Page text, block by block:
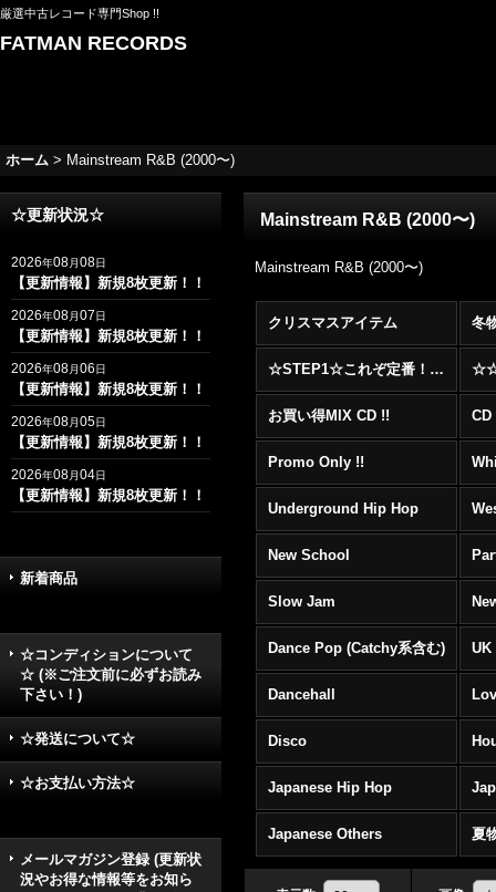
厳選中古レコード専門Shop !!
FATMAN RECORDS
ホーム > Mainstream R&B (2000〜)
☆更新状況☆
2026年08月08日
【更新情報】新規8枚更新！！
2026年08月07日
【更新情報】新規8枚更新！！
2026年08月06日
【更新情報】新規8枚更新！！
2026年08月05日
【更新情報】新規8枚更新！！
2026年08月04日
【更新情報】新規8枚更新！！
新着商品
☆コンディションについて
☆ (※ご注文前に必ずお読み
下さい！)
☆発送について☆
☆お支払い方法☆
メールマガジン登録 (更新状
況やお得な情報等をお知ら
Mainstream R&B (2000〜)
Mainstream R&B (2000〜)
クリスマスアイテム 冬
☆STEP1☆これぞ定番！！まずはここから！2000年代R&BフロアヒットBest 100 !!!
お買い得MIX CD !!
Promo Only !!
Underground Hip Hop
New School
Slow Jam
Dance Pop (Catchy系含む) UK
Dancehall
Disco
Japanese Hip Hop
Japanese Others 夏